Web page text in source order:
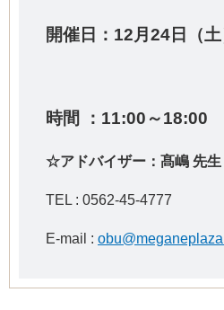
開催日：12月24日（土
時間 ：11:00～18:00
☆アドバイザー：髙嶋 先生
TEL : 0562-45-4777
E-mail :